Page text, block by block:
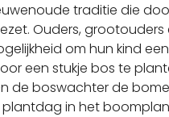
traditie die
Ouders, grootouders
om hun kind
een stukje bos te
de boswachter de
plantdag in het